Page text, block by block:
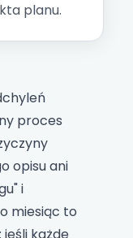
planu.
proces
opisu ani
i
miesiąc to